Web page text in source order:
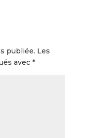
publiée. Les
avec *